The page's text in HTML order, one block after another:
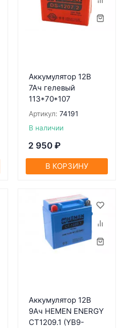
Аккумулятор 12В
7Ач гелевый
113*70*107
Артикул: 74191
В наличии
2 950 ₽
В КОРЗИНУ
Аккумулятор 12В
9Ач HEMEN ENERGY
CT1209.1 (YB9-